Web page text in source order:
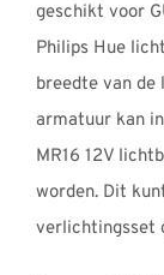
geschikt voor
Philips Hue
breedte van
armatuur kan
MR16 12V
worden. Dit
verlichtingsset